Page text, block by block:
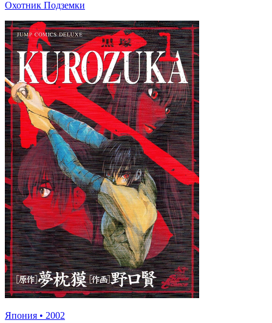
Охотник Подземки
Япония • 2002